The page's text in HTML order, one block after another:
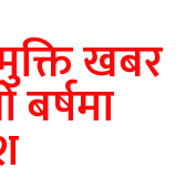
खबर
बर्षमा